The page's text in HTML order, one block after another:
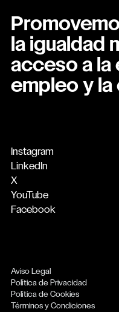
la igualdad
acceso a la
empleo y la
Instagram
LinkedIn
X
YouTube
Facebook
Aviso Legal
Política de Privacidad
Política de Cookies
Términos y Condiciones